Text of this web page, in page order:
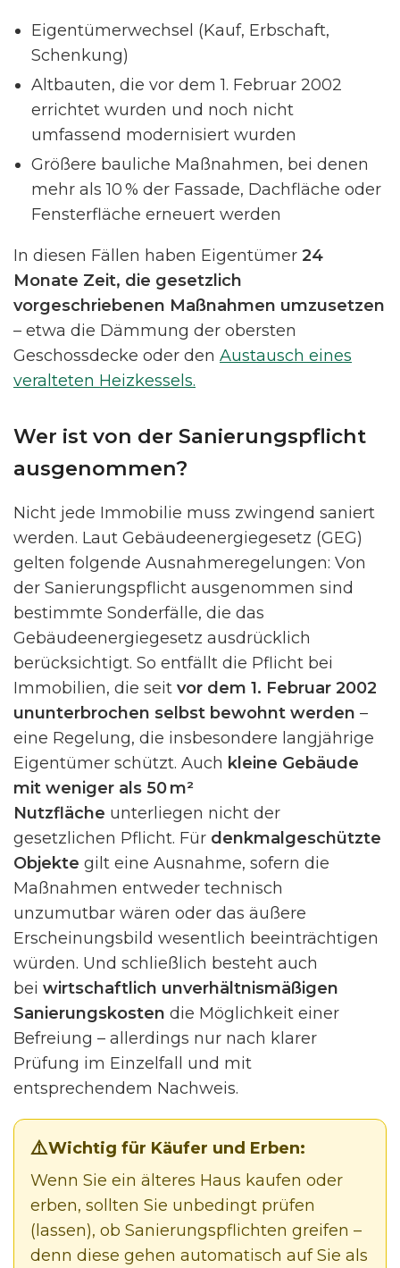
Eigentümerwechsel (Kauf, Erbschaft,
Schenkung)
Altbauten, die vor dem 1. Februar 2002
errichtet wurden und noch nicht
umfassend modernisiert wurden
Größere bauliche Maßnahmen, bei denen
mehr als 10 % der Fassade, Dachfläche oder
Fensterfläche erneuert werden
In diesen Fällen haben Eigentümer 24
Monate Zeit, die gesetzlich
vorgeschriebenen Maßnahmen umzusetzen
– etwa die Dämmung der obersten
Geschossdecke oder den Austausch eines
veralteten Heizkessels.
Wer ist von der Sanierungspflicht
ausgenommen?
Nicht jede Immobilie muss zwingend saniert
werden. Laut Gebäudeenergiegesetz (GEG)
gelten folgende Ausnahmeregelungen: Von
der Sanierungspflicht ausgenommen sind
bestimmte Sonderfälle, die das
Gebäudeenergiegesetz ausdrücklich
berücksichtigt. So entfällt die Pflicht bei
Immobilien, die seit vor dem 1. Februar 2002
ununterbrochen selbst bewohnt werden –
eine Regelung, die insbesondere langjährige
Eigentümer schützt. Auch kleine Gebäude
mit weniger als 50 m²
Nutzfläche unterliegen nicht der
gesetzlichen Pflicht. Für denkmalgeschützte
Objekte gilt eine Ausnahme, sofern die
Maßnahmen entweder technisch
unzumutbar wären oder das äußere
Erscheinungsbild wesentlich beeinträchtigen
würden. Und schließlich besteht auch
bei wirtschaftlich unverhältnismäßigen
Sanierungskosten die Möglichkeit einer
Befreiung – allerdings nur nach klarer
Prüfung im Einzelfall und mit
entsprechendem Nachweis.
Wichtig für Käufer und Erben:
Wenn Sie ein älteres Haus kaufen oder
erben, sollten Sie unbedingt prüfen
(lassen), ob Sanierungspflichten greifen –
denn diese gehen automatisch auf Sie als